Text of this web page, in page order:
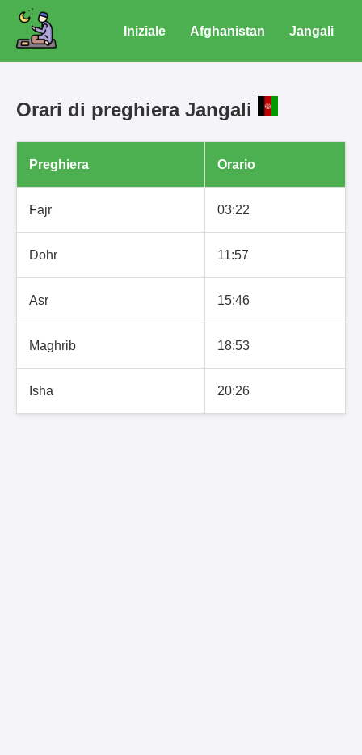
Iniziale Afghanistan Jangali
Orari di preghiera Jangali
Preghiera Orario
Fajr 03:22
Dohr 11:57
Asr 15:46
Maghrib 18:53
Isha 20:26